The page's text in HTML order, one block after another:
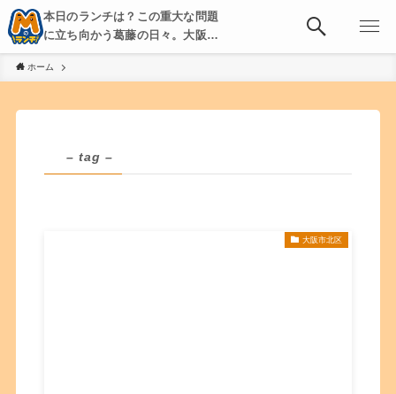
本日のランチは？この重大な問題
に立ち向かう葛藤の日々。大阪・
京都・神戸を中心とした食べ歩
き、飲み歩きを綴る。
ホーム
– tag –
大阪市北区